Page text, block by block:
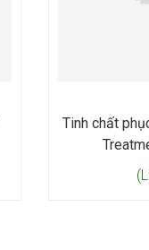
Tinh chất phục hồi